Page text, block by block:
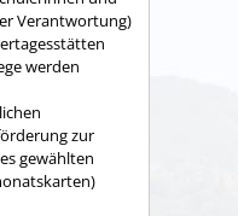
Verantwortung)
werden
zur
gewählten